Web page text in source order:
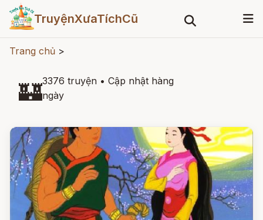
TruyệnXưaTíchCũ
Trang chủ >
🏰3376 truyện • Cập nhật hàng
ngày